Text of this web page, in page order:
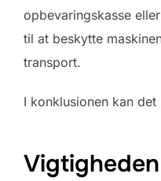
opbevaringskasse
til at beskytte
transport.
I konklusionen kan